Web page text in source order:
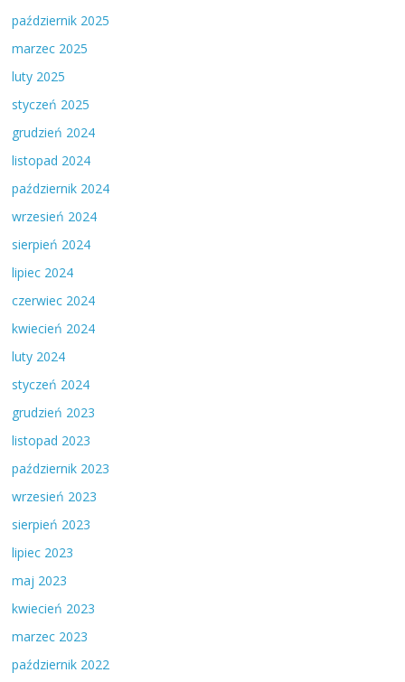
październik 2025
marzec 2025
luty 2025
styczeń 2025
grudzień 2024
listopad 2024
październik 2024
wrzesień 2024
sierpień 2024
lipiec 2024
czerwiec 2024
kwiecień 2024
luty 2024
styczeń 2024
grudzień 2023
listopad 2023
październik 2023
wrzesień 2023
sierpień 2023
lipiec 2023
maj 2023
kwiecień 2023
marzec 2023
październik 2022